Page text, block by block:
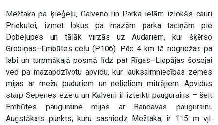
Mežtaka pa Ķieģeļu, Galveno un Parka ielām izlokās cauri
Priekulei, izmet lokus pa mazām parka taciņām pie
Dobeļupes un tālāk virzās uz Audariem, kur šķērso
Grobiņas–Embūtes ceļu (P106). Pēc 4 km tā nogriežas pa
labi un turpmākajā posmā līdz pat Rīgas–Liepājas šosejai
ved pa mazapdzīvotu apvidu, kur lauksaimniecības zemes
mijas ar mežu puduriem un nelieliem mitrājiem. Apvidus
starp Sepenes ezeru un Kalveni ir izteikti paugurains – šeit
Embūtes pauguraine mijas ar Bandavas pauguraini.
Augstākais punkts, kuru sasniedz Mežtaka, ir 115 m vjl.